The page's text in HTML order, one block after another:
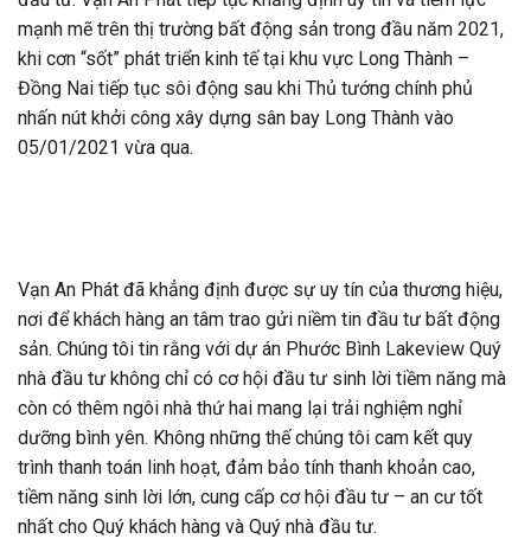
mạnh mẽ trên thị trường bất động sản trong đầu năm 2021,
khi cơn “sốt” phát triển kinh tế tại khu vực Long Thành –
Đồng Nai tiếp tục sôi động sau khi Thủ tướng chính phủ
nhấn nút khởi công xây dựng sân bay Long Thành vào
05/01/2021 vừa qua.
Vạn An Phát đã khẳng định được sự uy tín của thương hiệu,
nơi để khách hàng an tâm trao gửi niềm tin đầu tư bất động
sản. Chúng tôi tin rằng với dự án Phước Bình Lakeview Quý
nhà đầu tư không chỉ có cơ hội đầu tư sinh lời tiềm năng mà
còn có thêm ngôi nhà thứ hai mang lại trải nghiệm nghỉ
dưỡng bình yên. Không những thế chúng tôi cam kết quy
trình thanh toán linh hoạt, đảm bảo tính thanh khoản cao,
tiềm năng sinh lời lớn, cung cấp cơ hội đầu tư – an cư tốt
nhất cho Quý khách hàng và Quý nhà đầu tư.